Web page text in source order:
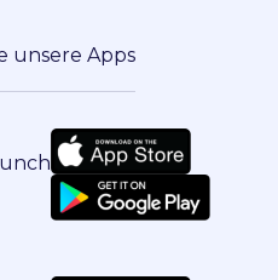
unsere Apps